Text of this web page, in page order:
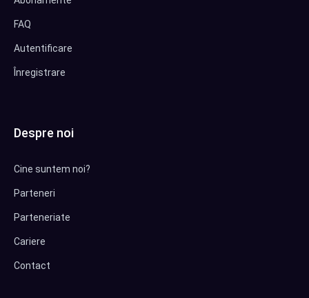
FAQ
Autentificare
Înregistrare
Despre noi
Cine suntem noi?
Parteneri
Parteneriate
Cariere
Contact